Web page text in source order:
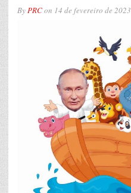
ByPRCon 14 de fevereiro de 2023